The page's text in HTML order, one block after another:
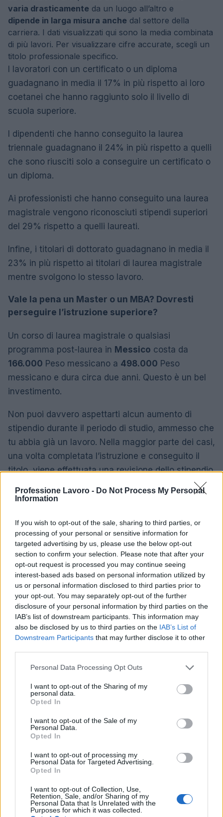
Professione Lavoro - Do Not Process My Personal
Information
If you wish to opt-out of the sale, sharing to third parties, or
processing of your personal or sensitive information for
targeted advertising by us, please use the below opt-out
section to confirm your selection. Please note that after your
opt-out request is processed you may continue seeing
interest-based ads based on personal information utilized by
us or personal information disclosed to third parties prior to
your opt-out. You may separately opt-out of the further
disclosure of your personal information by third parties on the
IAB’s list of downstream participants. This information may
also be disclosed by us to third parties on the IAB’s List of
Downstream Participants that may further disclose it to other
Please note that this website/app uses one or more Google
not limited to your visit or usage behaviour. You may click to
grant or deny consent to Google and its third-party tags to
use your data for below specified purposes in below Google
consent section.
Personal Data Processing Opt Outs
I want to opt-out of the Sharing of my
personal data.
Opted In
I want to opt-out of the Sale of my
Personal Data.
Opted In
I want to opt-out of processing my
Personal Data for Targeted Advertising.
Opted In
I want to opt-out of Collection, Use,
Retention, Sale, and/or Sharing of my
Personal Data that Is Unrelated with the
Purposes for which it was collected.
varia drasticamente da un luogo all’altro e
dipende in larga misura anche dal settore della
carriera. I dati visualizzati qui sono la media combinata
di più lavori. Per visualizzare cifre accurate, scegli un
titolo professionale specifico.
I lavoratori con un certificato o un diploma
guadagnano in media il 17% in più rispetto ai loro
coetanei che hanno raggiunto solo il livello di
scuola superiore.
I dipendenti che hanno conseguito la laurea
triennale guadagnano il 24% in più rispetto a quelli
che sono riusciti solo a conseguire un certificato o
un diploma.
Ai professionisti che hanno conseguito una laurea
magistrale vengono riconosciuti stipendi superiori
del 29% rispetto a quelli laureati.
Infine, i titolari di dottorato guadagnano in media il
23% in più rispetto ai titolari di laurea magistrale
mentre svolgono lo stesso lavoro.
Vale la pena un Master o un MBA? Dovresti
perseguire l’istruzione superiore?
Un corso di laurea magistrale o qualsiasi
programma post-laurea in Messico costa da
166.000 Peso messicano a 498.000 Peso
messicano e dura circa due anni. Questo è un bel
investimento.
Non puoi davvero aspettarti alcun aumento di
stipendio durante il periodo di studio, ammesso che
tu abbia già un lavoro. Nella maggior parte dei casi,
una volta completata l’istruzione e conseguito il
titolo, viene effettuata una revisione dello stipendio.
Molte persone perseguono l’istruzione superiore
numeri sembrano supportare questa tattica.
L’aumento medio della retribuzione durante il
cambio di lavoro è di circa il 10% in più rispetto al
consueto aumento di stipendio.
La decisione dipende davvero dalla tua situazione
e dalla tua esperienza tra molti altri fattori.
Mettendo da parte tutte le variabili, se puoi
permetterti i costi dell’istruzione superiore, il ritorno
sull’investimento ne vale sicuramente la pena.
Dovresti essere in grado di recuperare i costi in
circa un anno circa.
Confronto salariale per sesso
sulla retribuzione, in realtà lo fa. Quindi chi viene
pagato di più: uomini o donne? I dipendenti di sesso
maschile in Messico guadagnano in media il 14% in
più rispetto alle loro controparti femminili in tutti i